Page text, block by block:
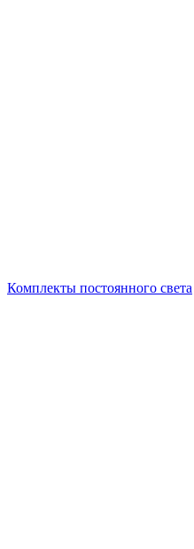
Комплекты постоянного света